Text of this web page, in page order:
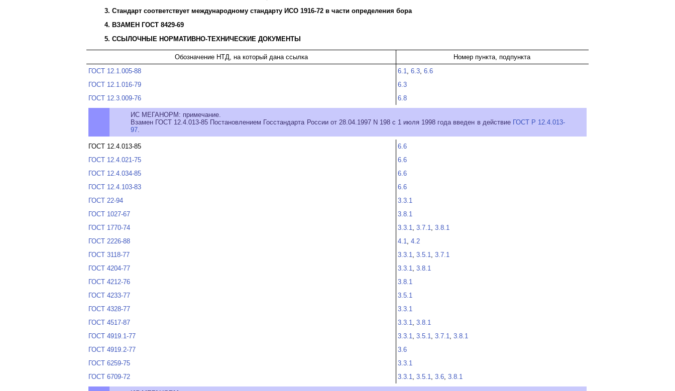
3. Стандарт соответствует международному стандарту ИСО 1916-72 в части определения бора
4. ВЗАМЕН ГОСТ 8429-69
5. ССЫЛОЧНЫЕ НОРМАТИВНО-ТЕХНИЧЕСКИЕ ДОКУМЕНТЫ
Обозначение НТД, на который дана ссылка
Номер пункта, подпункта
ГОСТ 12.1.005-88
6.1 6.3, 6.6
ГОСТ 12.1.016-79
6.3
ГОСТ 12.3.009-76
6.8
ИС МЕГАНОРМ: примечание.
Взамен ГОСТ 12.4.013-85 Постановлением Госстандарта России от 28.04.1997 N 198 с 1 июля 1998 года введен в действие ГОСТ Р 12.4.013-
97
ГОСТ 12.4.013-85
6.6
ГОСТ 12.4.021-75
6.6
ГОСТ 12.4.034-85
6.6
ГОСТ 12.4.103-83
6.6
ГОСТ 22-94
3.3.1
ГОСТ 1027-67
3.8.1
ГОСТ 1770-74
3.3.1 3.7.1
3.8.1
ГОСТ 2226-88
4.1
4.2
ГОСТ 3118-77
3.3.1 3.5.1
3.7.1
ГОСТ 4204-77
3.3.1
3.8.1
ГОСТ 4212-76
3.8.1
ГОСТ 4233-77
3.5.1
ГОСТ 4328-77
3.3.1
ГОСТ 4517-87
3.3.1
3.8.1
ГОСТ 4919.1-77
3.3.1 3.5.1 3.7.1
3.8.1
ГОСТ 4919.2-77
3.6
ГОСТ 6259-75
3.3.1
ГОСТ 6709-72
3.3.1 3.5.1 3.6, 3.8.1